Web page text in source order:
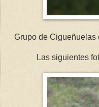
Grupo de Cigueñuelas
Las siguientes